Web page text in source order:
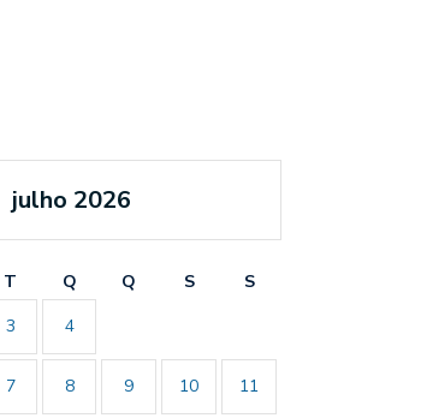
julho 2026
T Q Q S
S
3 4
7 8 9 10 11